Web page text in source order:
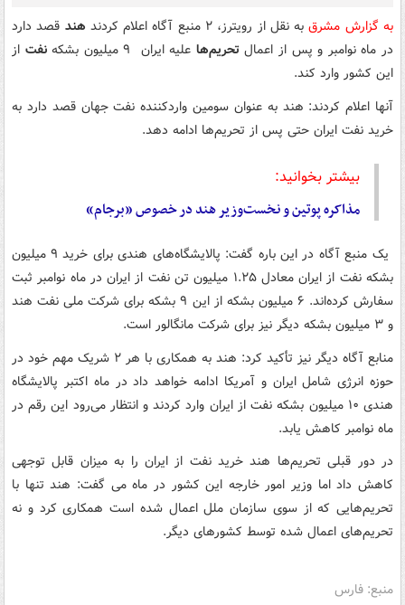
به گزارش مشرقبه نقل از رویترز، ۲ منبع آگاه اعلام کردند هند قصد دارد
در ماه نوامبر و پس از اعمالتحریم‌ها علیه ایران ۹ میلیون بشکه نفت از
این کشور وارد کند.
آنها اعلام کردند: هند به عنوان سومین واردکننده نفت جهان قصد دارد به
خرید نفت ایران حتی پس از تحریم‌ها ادامه دهد.
بیشتر بخوانید:
مذاکره پوتین و نخست‌وزیر هند در خصوص «برجام»
یک منبع آگاه در این باره گفت: پالایشگاه‌های هندی برای خرید ۹ میلیون
بشکه نفت از ایران معادل ۱.۲۵ میلیون تن نفت از ایران در ماه نوامبر ثبت
سفارش کرده‌اند. ۶ میلیون بشکه از این ۹ بشکه برای شرکت ملی نفت هند
و ۳ میلیون بشکه دیگر نیز برای شرکت مانگالور است.
منابع آگاه دیگر نیز تأکید کرد: هند به همکاری با هر ۲ شریک مهم خود در
حوزه انرژی شامل ایران و آمریکا ادامه خواهد داد در ماه اکتبر پالایشگاه‌
هندی ۱۰ میلیون بشکه نفت از ایران وارد کردند و انتظار می‌رود این رقم در
ماه نوامبر کاهش یابد.
در دور قبلی تحریم‌ها هند خرید نفت از ایران را به میزان قابل توجهی
کاهش داد اما وزیر امور خارجه این کشور در ماه می گفت: هند تنها با
تحریم‌هایی که از سوی سازمان ملل اعمال شده است همکاری کرد و نه
تحریم‌های اعمال شده توسط کشورهای دیگر.
منبع: فارس